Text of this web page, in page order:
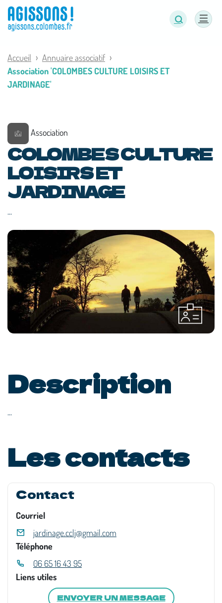
Accueil
Annuaire associatif
Association 'COLOMBES CULTURE LOISIRS ET
JARDINAGE'
Association
COLOMBES CULTURE
LOISIRS ET
JARDINAGE
...
Description
...
Les contacts
Contact
Courriel
jardinage.cclj@gmail.com
Téléphone
06 65 16 43 95
Liens utiles
ENVOYER UN MESSAGE
Panneau de gestion des cookies